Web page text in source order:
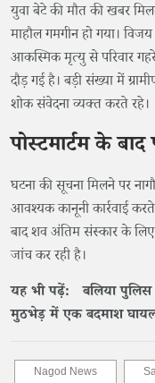
युवा बेटे की मौत की खबर
माहौल गमगीन हो गया।
आकस्मिक मृत्यु से परिवार
दौड़ गई है। बड़ी संख्या में
शोक संवेदना व्यक्त करते रहे।
पोस्टमार्टम के
घटना की सूचना मिलने पर
आवश्यक कानूनी कार्रवाई
बाद शव अंतिम संस्कार के
जांच कर रही है।
यह भी पढ़ें: बलिया पुलिस
मुठभेड़ में एक बदमाश
Nagod News